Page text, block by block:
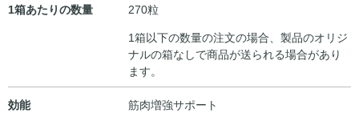
1箱あたりの数量
270粒
1箱以下の数量の注文の場合、製品のオリジ
ナルの箱なしで商品が送られる場合があり
ます。
効能 筋肉増強サポート